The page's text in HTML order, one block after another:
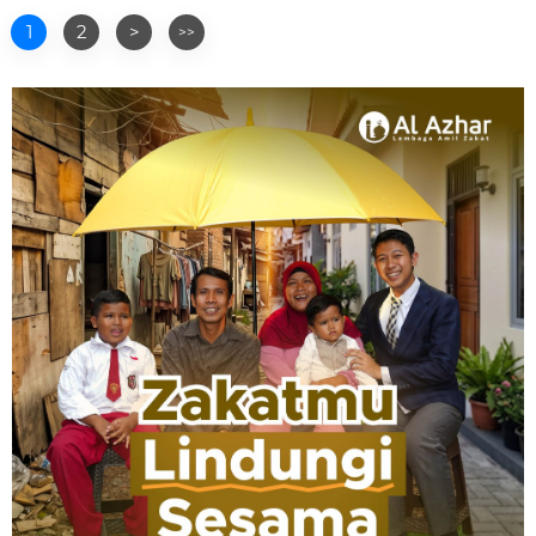
1 2 > >>